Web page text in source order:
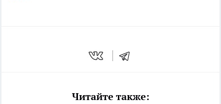
Читайте также: